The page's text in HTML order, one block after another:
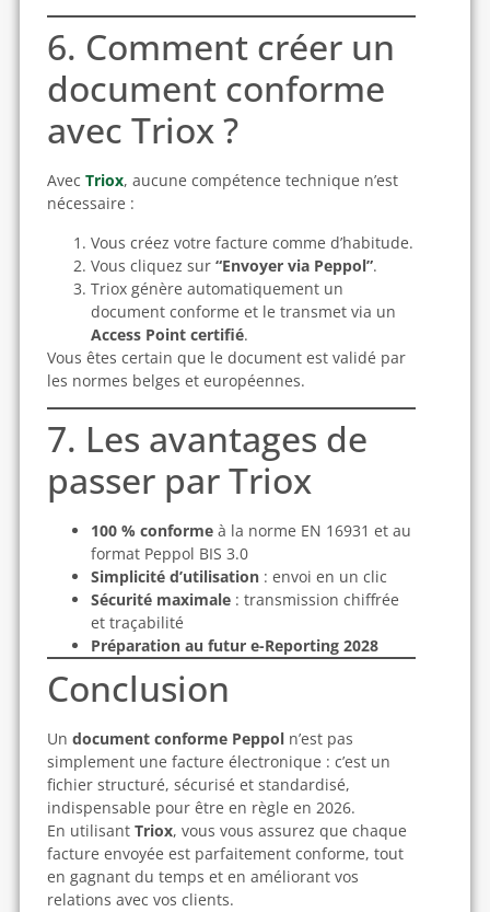
6. Comment créer un
document conforme
avec Triox ?
Avec Triox, aucune compétence technique n’est
nécessaire :
Vous créez votre facture comme d’habitude.
Vous cliquez sur “Envoyer via Peppol”.
Triox génère automatiquement un
document conforme et le transmet via un
Access Point certifié.
Vous êtes certain que le document est validé par
les normes belges et européennes.
7. Les avantages de
passer par Triox
100 % conformeà la norme EN 16931 et au
format Peppol BIS 3.0
Simplicité d’utilisation: envoi en un clic
Sécurité maximale: transmission chiffrée
et traçabilité
Préparation au futur e-Reporting 2028
Conclusion
Un document conforme Peppoln’est pas
simplement une facture électronique : c’est un
fichier structuré, sécurisé et standardisé,
indispensable pour être en règle en 2026.
En utilisant Triox, vous vous assurez que chaque
facture envoyée est parfaitement conforme, tout
en gagnant du temps et en améliorant vos
relations avec vos clients.